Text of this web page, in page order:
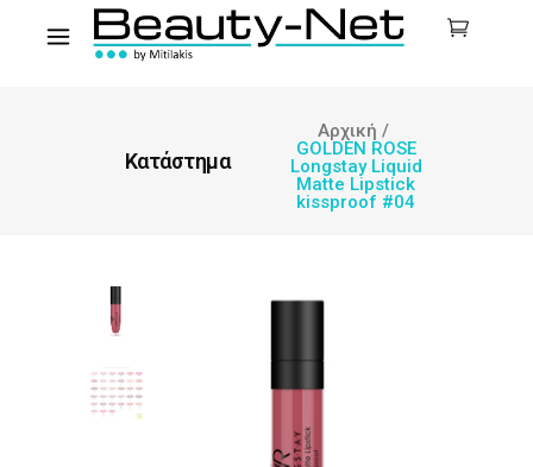
Κατάστημα
Αρχική /
GOLDEN ROSE
Longstay Liquid
Matte Lipstick
kissproof #04